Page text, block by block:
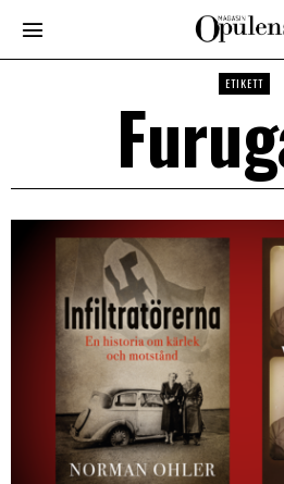
ETIKETT